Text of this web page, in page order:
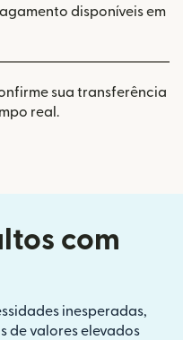
disponíveis em
sua transferência
real.
com
inesperadas,
de valores elevados